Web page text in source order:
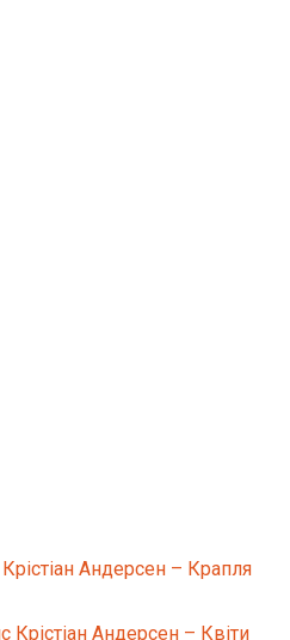
Крістіан Андерсен – Крапля
Крістіан Андерсен – Квіти